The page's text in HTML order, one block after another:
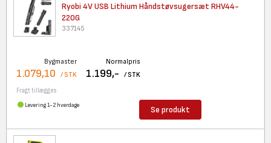
Ryobi 4V USB Lithium Håndstøvsugersæt RHV44-
220G
337145
Bygmaster
1.079,10 / STK
Normalpris
1.199,- / STK
Fragt tillægges
Levering 1-2 hverdage Se produkt